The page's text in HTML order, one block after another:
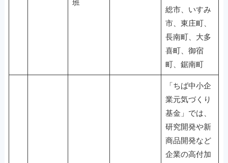
班
総市、いすみ
市、東庄町、
長南町、大多
喜町、御宿
町、鋸南町
「ちば中小企
業元気づくり
基金」では、
研究開発や新
商品開発など
企業の高付加